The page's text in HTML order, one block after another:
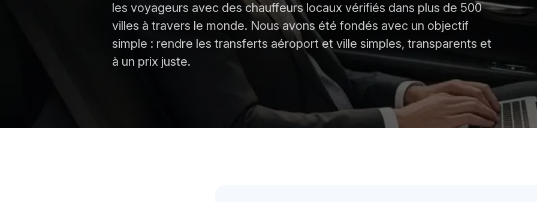
les voyageurs avec des chauffeurs locaux vérifiés dans plus de 500
villes à travers le monde. Nous avons été fondés avec un objectif
simple : rendre les transferts aéroport et ville simples, transparents et
à un prix juste.